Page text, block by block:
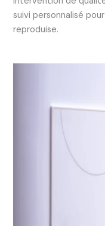
suivi personnalisé
reproduise.